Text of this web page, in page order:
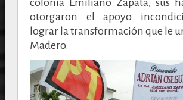
colonia Emiliano Zapata, sus
otorgaron el apoyo
lograr la transformación que le
Madero.